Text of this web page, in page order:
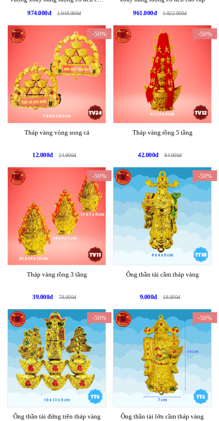
974.000đ 1.948.000đ
961.000đ
1.922.000đ
-50%
Tháp vàng vòng song cá
12.000đ 24.000đ
-50%
Tháp vàng rồng 5 tầng
42.000đ 84.000đ
-50%
Tháp vàng rồng 3 tầng
39.000đ 78.000đ
-50%
Ông thần tài cầm tháp vàng
9.000đ 18.000đ
-50%
Ông thần tài đứng trên tháp vàng
-50%
Ông thần tài lớn cầm tháp vàng